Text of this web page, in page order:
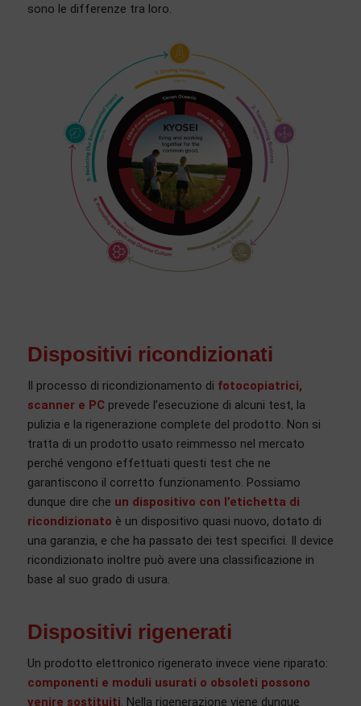
sono le differenze tra loro.
Dispositivi ricondizionati
Il processo di ricondizionamento di fotocopiatrici,
scanner e PCprevede l’esecuzione di alcuni test, la
pulizia e la rigenerazione complete del prodotto. Non si
tratta di un prodotto usato reimmesso nel mercato
perché vengono effettuati questi test che ne
garantiscono il corretto funzionamento. Possiamo
dunque dire che un dispositivo con l’etichetta di
ricondizionato è un dispositivo quasi nuovo, dotato di
una garanzia, e che ha passato dei test specifici. Il device
ricondizionato inoltre può avere una classificazione in
base al suo grado di usura.
Dispositivi rigenerati
Un prodotto elettronico rigenerato invece viene riparato:
componenti e moduli usurati o obsoleti possono
venire sostituiti. Nella rigenerazione viene dunque